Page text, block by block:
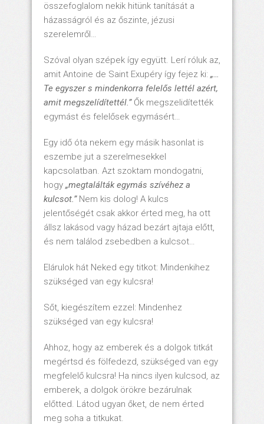
összefoglalom nekik hitünk tanítását a
házasságról és az őszinte, jézusi
szerelemről…
Szóval olyan szépek így együtt. Lerí róluk az,
amit Antoine de Saint Exupéry így fejez ki: „…
Te egyszer s mindenkorra felelős lettél azért,
amit megszelídítettél.”Ők megszelidítették
egymást és felelősek egymásért…
Egy idő óta nekem egy másik hasonlat is
eszembe jut a szerelmesekkel
kapcsolatban. Azt szoktam mondogatni,
hogy „megtalálták egymás szívéhez a
kulcsot.” Nem kis dolog! A kulcs
jelentőségét csak akkor érted meg, ha ott
állsz lakásod vagy házad bezárt ajtaja előtt,
és nem találod zsebedben a kulcsot…
Elárulok hát Neked egy titkot: Mindenkihez
szükséged van egy kulcsra!
Sőt, kiegészítem ezzel: Mindenhez
szükséged van egy kulcsra!
Ahhoz, hogy az emberek és a dolgok titkát
megértsd és fölfedezd, szükséged van egy
megfelelő kulcsra! Ha nincs ilyen kulcsod, az
emberek, a dolgok örökre bezárulnak
előtted. Látod ugyan őket, de nem érted
meg soha a titkukat.